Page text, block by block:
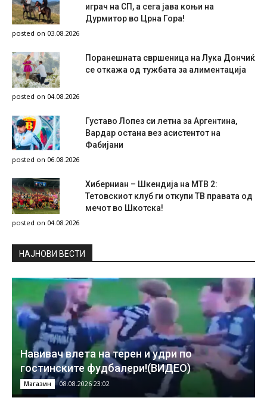
играч на СП, а сега јава коњи на
Дурмитор во Црна Гора!
posted on 03.08.2026
Поранешната свршеница на Лука Дончиќ
се откажа од тужбата за алиментација
posted on 04.08.2026
Густаво Лопез си летна за Аргентина,
Вардар остана вез асистентот на
Фабијани
posted on 06.08.2026
Хиберниан – Шкендија на МТВ 2:
Тетовскиот клуб ги откупи ТВ правата од
мечот во Шкотска!
posted on 04.08.2026
НAЈНОВИ ВЕСТИ
Навивач влета на терен и удри по
гостинските фудбалери!(ВИДЕО)
Магазин 08.08.2026 23:02